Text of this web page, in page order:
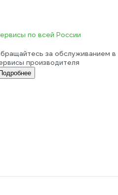
по всей России
за обслуживанием в
производителя